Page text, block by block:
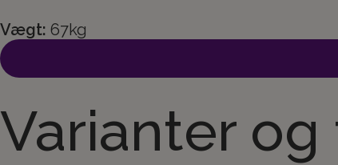
Vægt: 67kg
Varianter